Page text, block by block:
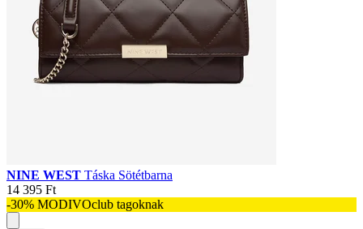
NINE WEST Táska Sötétbarna
14 395 Ft
-30% MODIVOclub tagoknak